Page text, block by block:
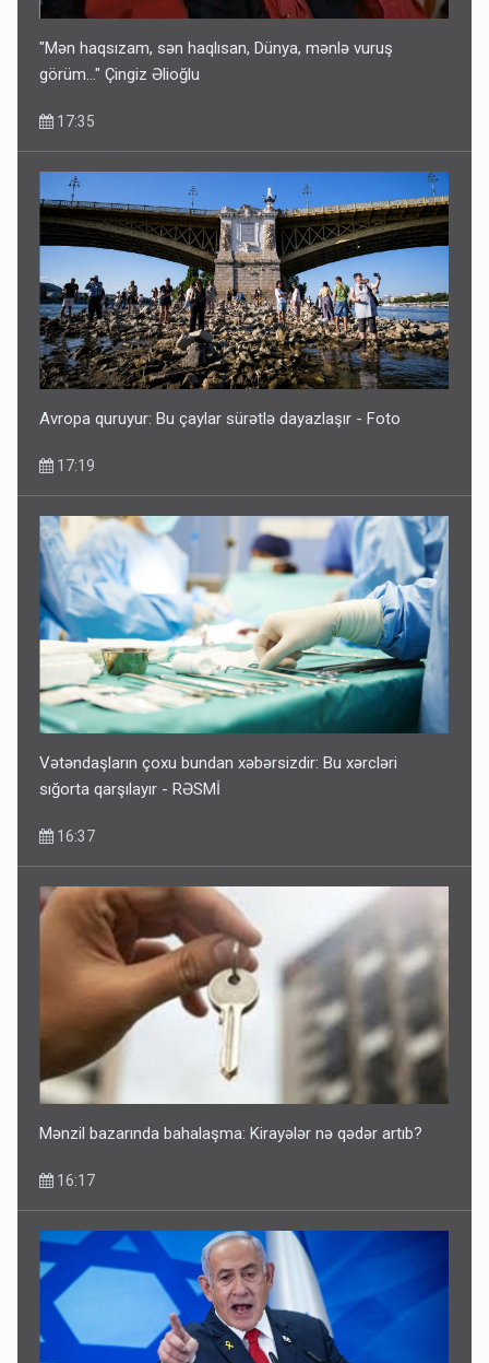
"Mən haqsızam, sən haqlısan, Dünya, mənlə vuruş
görüm..." Çingiz Əlioğlu
17:35
Avropa quruyur: Bu çaylar sürətlə dayazlaşır - Foto
17:19
Vətəndaşların çoxu bundan xəbərsizdir: Bu xərcləri
sığorta qarşılayır - RƏSMİ
16:37
Mənzil bazarında bahalaşma: Kirayələr nə qədər artıb?
16:17